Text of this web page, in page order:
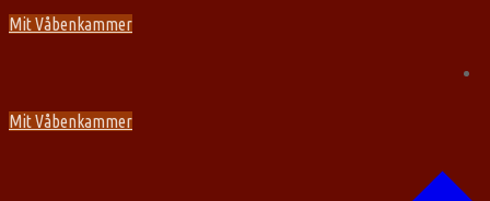
Spring
Menu
Luk
Mit Våbenkammer
Mit Våbenkammer